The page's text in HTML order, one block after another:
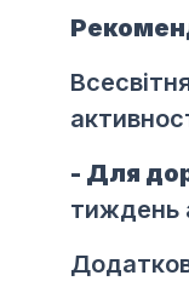
- Для
тиждень